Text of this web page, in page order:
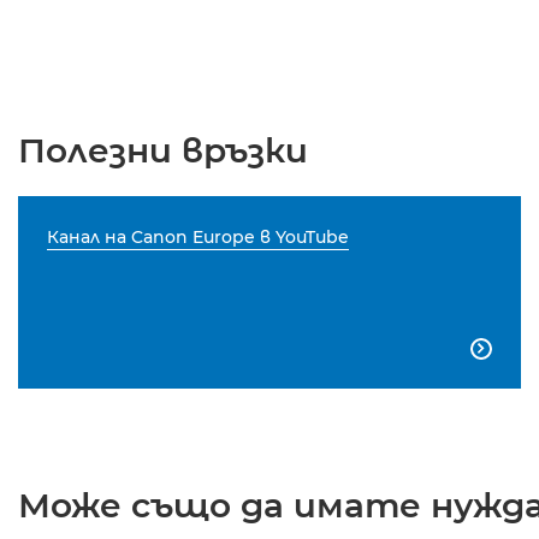
Полезни връзки
Канал на Canon Europe в YouTube

Може също да имате